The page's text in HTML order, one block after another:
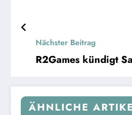
Nächster Beitrag
R2Games kündigt
ÄHNLICHE